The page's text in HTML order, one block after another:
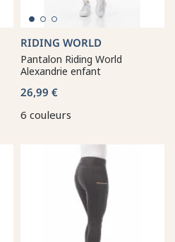
RIDING WORLD
Pantalon Riding World
Alexandrie enfant
26,99 €
6 couleurs